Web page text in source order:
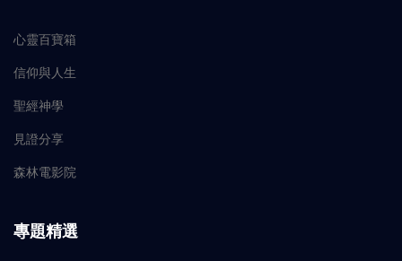
心靈百寶箱
信仰與人生
聖經神學
見證分享
森林電影院
專題精選